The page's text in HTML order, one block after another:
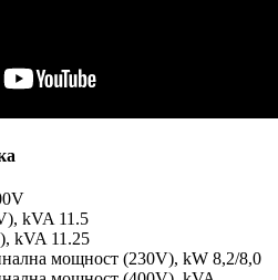
kVA 11.5
kVA 11.25
мощност (230V), kW 8,2/8,0